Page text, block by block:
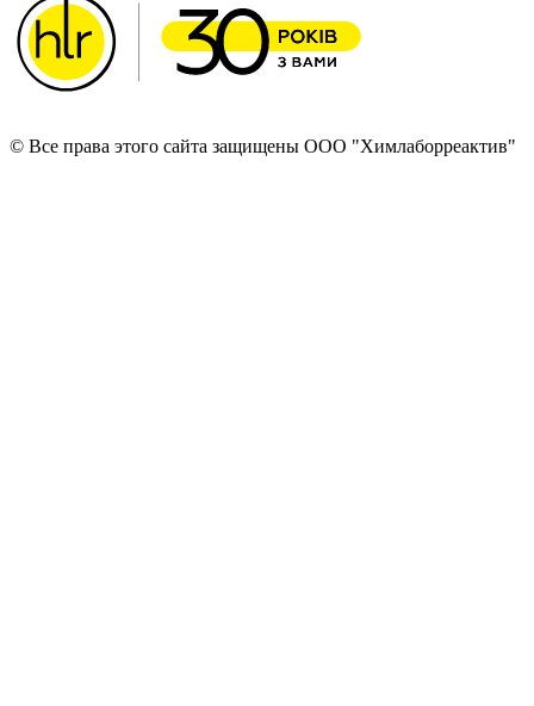
© Все права этого сайта защищены ООО "Химлаборреактив"